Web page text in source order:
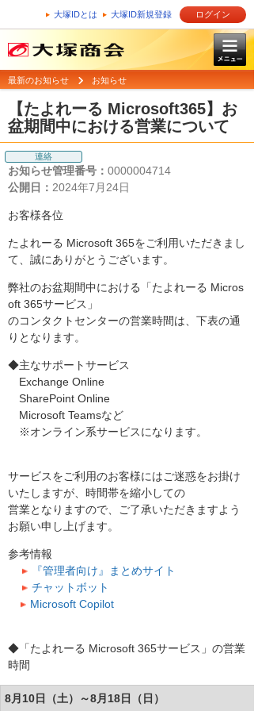
大塚IDとは 大塚ID新規登録 ログイン
最新のお知らせ お知らせ
【たよれーる Microsoft365】お
盆期間中における営業について
連絡
お知らせ管理番号： 0000004714
公開日： 2024年7月24日
お客様各位
たよれーる Microsoft 365をご利用いただきまし
て、誠にありがとうございます。
弊社のお盆期間中における「たよれーる Micros
oft 365サービス」
のコンタクトセンターの営業時間は、下表の通
りとなります。
◆主なサポートサービス
Exchange Online
SharePoint Online
Microsoft Teamsなど
※オンライン系サービスになります。
サービスをご利用のお客様にはご迷惑をお掛け
いたしますが、時間帯を縮小しての
営業となりますので、ご了承いただきますよう
お願い申し上げます。
参考情報
『管理者向け』まとめサイト
チャットボット
Microsoft Copilot
◆「たよれーる Microsoft 365サービス」の営業
時間
8月10日（土）～8月18日（日）